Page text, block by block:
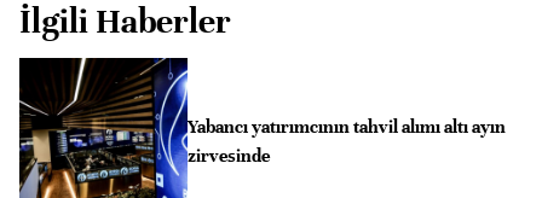
İlgili Haberler
Yabancı yatırımcının tahvil alımı altı ayın
zirvesinde